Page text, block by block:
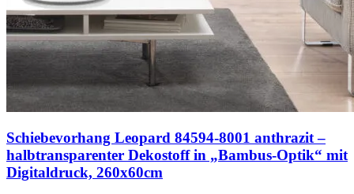
Schiebevorhang Leopard 84594-8001 anthrazit –
halbtransparenter Dekostoff in „Bambus-Optik“ mit
Digitaldruck, 260x60cm